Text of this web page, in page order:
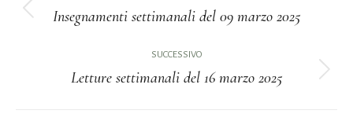
tra
Post
precedente:
Insegnamenti settimanali del 09 marzo 2025
SUCCESSIVO
Prossimo
Letture settimanali del 16 marzo 2025